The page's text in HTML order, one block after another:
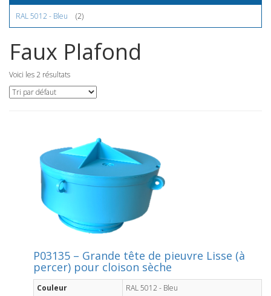
RAL 5012 - Bleu (2)
Faux Plafond
Voici les 2 résultats
P03135 – Grande tête de pieuvre Lisse (à
percer) pour cloison sèche
Couleur RAL 5012 - Bleu